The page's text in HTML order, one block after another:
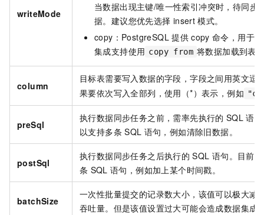
writeMode
当数据出现主键/唯一性索引冲突时，待同步
据。建议您优先选择 insert 模式。
copy ：PostgreSQL 提供 copy 命令，用于
集成支持使用 copy from 将数据加载到表
column
目标表需要写入数据的字段，字段之间用英文逗
果要依次写入全部列，使用（*）表示，例如
preSql
执行数据同步任务之前，需率先执行的 SQL 语
以支持多条 SQL 语句，例如清除旧数据。
postSql
执行数据同步任务之后执行的 SQL 语句。目前
条 SQL 语句，例如加上某个时间戳。
batchSize
一次性批量提交的记录数大小，该值可以极大减
吞吐量。但是该值设置过大可能会造成数据集成